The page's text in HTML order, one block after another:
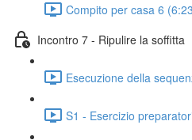
Compito per casa 6
Incontro 7 - Ripulire la soffitta
Esecuzione della
S1 - Esercizio